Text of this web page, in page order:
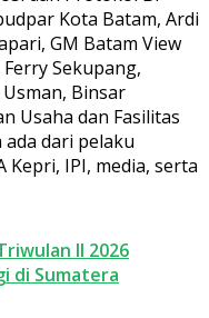
Kota Batam, Ardi
GM Batam View
Sekupang,
Binsar
Usaha dan Fasilitas
ada dari pelaku
Kepri, IPI, media, serta
II 2026
di Sumatera